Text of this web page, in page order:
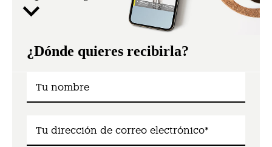
¿Dónde quieres recibirla?